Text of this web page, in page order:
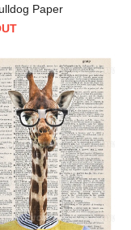
Paper